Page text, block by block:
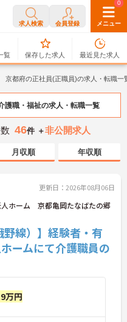
求人検索 会員登録 メニュー
覧
0
保存した求人
0
最近見た求人
京都府の正社員(正職員)の求人・転職一
護職・福祉の求人・転職一覧
46件 ＋非公開求人
月収順 年収順
更新日：2026年08月06日
ホーム 京都亀岡たなばたの郷
野線）】経験者・有
ームにて介護職員の
万円